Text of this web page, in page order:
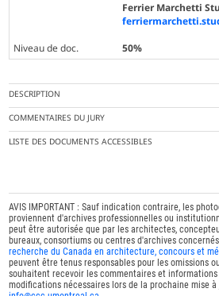
Ferrier Marchetti
Niveau de doc.
50%
DESCRIPTION
COMMENTAIRES DU JURY
LISTE DES DOCUMENTS ACCESSIBLES
AVIS IMPORTANT : Sauf indication contraire, les
proviennent d'archives professionnelles ou
peut être autorisée que par les architectes,
bureaux, consortiums ou centres d'archives
recherche du Canada en architecture, concours et
peuvent être tenus responsables pour les omissions
souhaitent recevoir les commentaires et
modifications nécessaires lors de la prochaine mise à